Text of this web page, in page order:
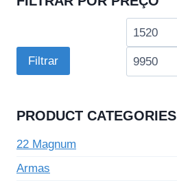
Preço
Filtrar
PRODUCT CATEGORIES
22 Magnum
Armas